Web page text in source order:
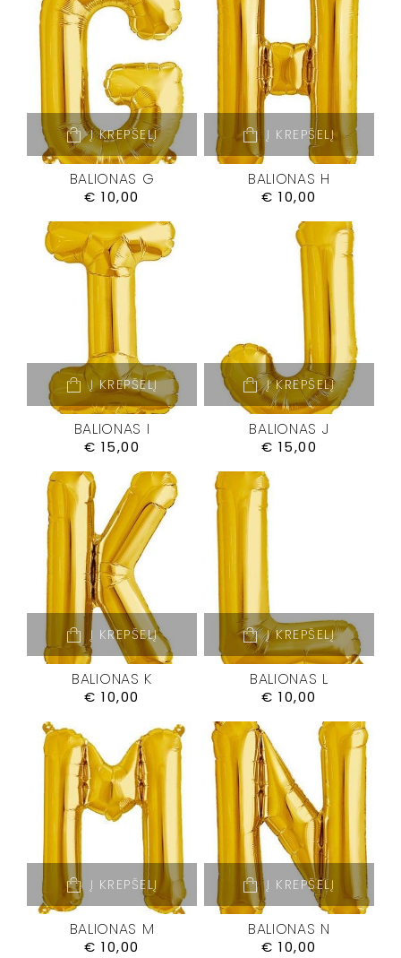
Į KREPŠELĮ
BALIONAS G
€ 10,00
Į KREPŠELĮ
BALIONAS H
€ 10,00
Į KREPŠELĮ
BALIONAS I
€ 15,00
Į KREPŠELĮ
BALIONAS J
€ 15,00
Į KREPŠELĮ
BALIONAS K
€ 10,00
Į KREPŠELĮ
BALIONAS L
€ 10,00
Į KREPŠELĮ
BALIONAS M
€ 10,00
Į KREPŠELĮ
BALIONAS N
€ 10,00